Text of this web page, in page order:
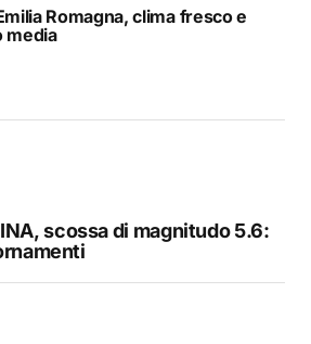
Romagna, clima fresco e
media
scossa di magnitudo 5.6: